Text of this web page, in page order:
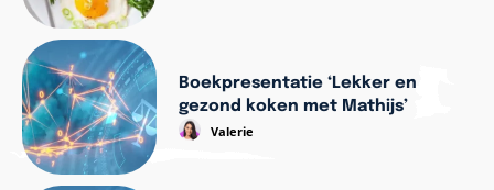
Boekpresentatie ‘Lekker en
gezond koken met Mathijs’
Valerie